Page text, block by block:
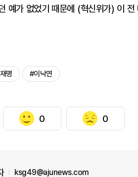
예가 없었기 때문에 (혁신위가) 이
명 #이낙연
0 0
ksg49@ajunews.com